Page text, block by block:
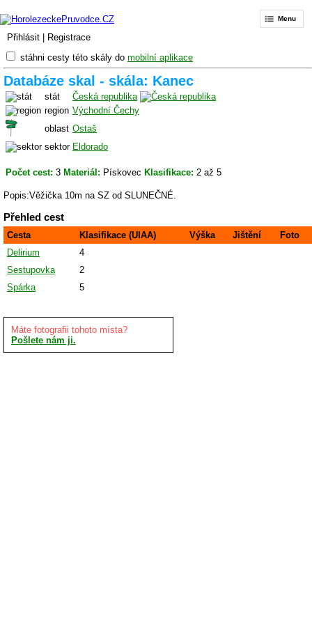
Přihlásit Registrace
Menu
stáhni cesty této skály do mobilní aplikace
Databáze skal - skála: Kanec
stát
Česká republika
region Východní Čechy
oblast Ostaš
sektor Eldorado
Počet cest: 3 Materiál: Pískovec Klasifikace: 2 až 5
Popis:Věžička 10m na SZ od SLUNEČNÉ.
Přehled cest
Cesta Klasifikace (UIAA) Výška Jištění
Foto
Delirium
4
Sestupovka
2
Spárka
5
Máte fotografii tohoto místa?
Pošlete nám ji.